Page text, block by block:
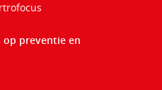
preventie en